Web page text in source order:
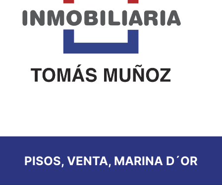
PISOS, VENTA, MARINA D´OR